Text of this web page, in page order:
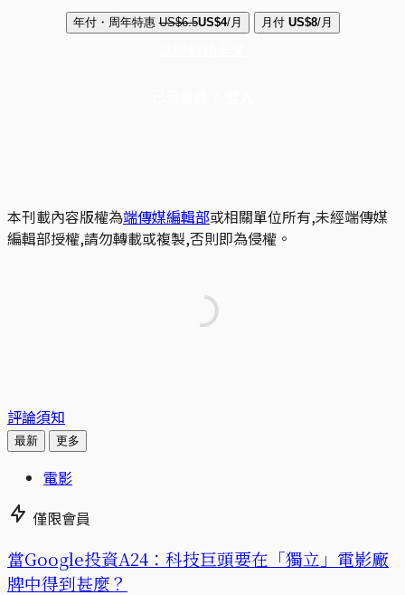
年付・周年特惠 US$6.5US$4/月 月付 US$8/月
本刊載內容版權為端傳媒編輯部或相關單位所有,未經端傳媒
編輯部授權,請勿轉載或複製,否則即為侵權。
評論須知
最新 更多
電影
僅限會員
當Google投資A24：科技巨頭要在「獨立」電影廠
牌中得到甚麼？